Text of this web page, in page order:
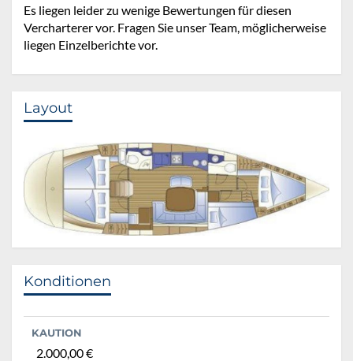
Es liegen leider zu wenige Bewertungen für diesen
Vercharterer vor. Fragen Sie unser Team, möglicherweise
liegen Einzelberichte vor.
Layout
Konditionen
KAUTION
2.000,00 €